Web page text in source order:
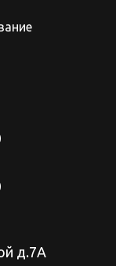
д.7А